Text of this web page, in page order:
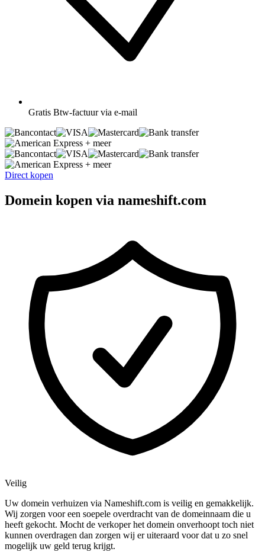
Gratis Btw-factuur via e-mail
+ meer
+ meer
Direct kopen
Domein kopen via nameshift.com
Veilig
Uw domein verhuizen via Nameshift.com is veilig en gemakkelijk.
Wij zorgen voor een soepele overdracht van de domeinnaam die u
heeft gekocht. Mocht de verkoper het domein onverhoopt toch niet
kunnen overdragen dan zorgen wij er uiteraard voor dat u zo snel
mogelijk uw geld terug krijgt.